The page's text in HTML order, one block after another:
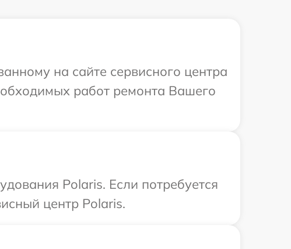
на сайте сервисного центра
работ ремонта Вашего
Polaris. Если потребуется
центр Polaris.